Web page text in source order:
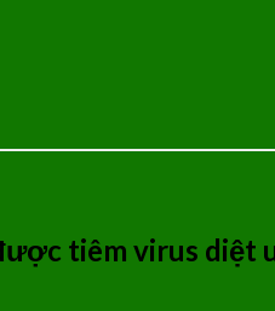
tiêm virus diệt